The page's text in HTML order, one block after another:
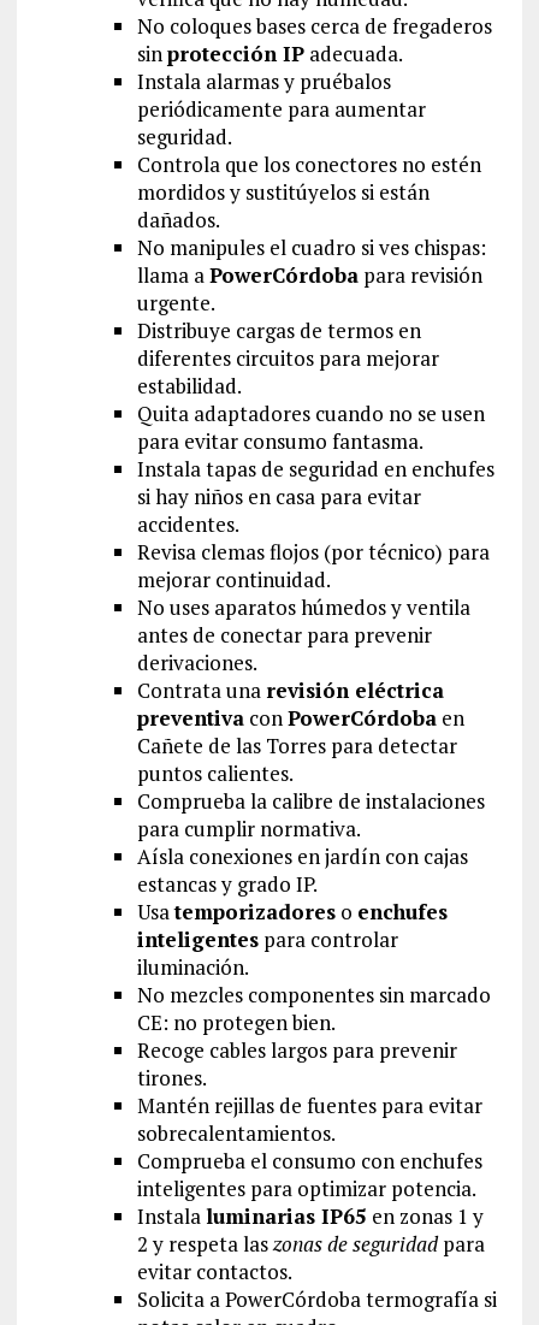
No coloques bases cerca de fregaderos
sinprotección IPadecuada.
Instala alarmas y pruébalos
periódicamente para aumentar
seguridad.
Controla que los conectores no estén
mordidos y sustitúyelos si están
dañados.
No manipules el cuadro si ves chispas:
llama aPowerCórdobapara revisión
urgente.
Distribuye cargas de termos en
diferentes circuitos para mejorar
estabilidad.
Quita adaptadores cuando no se usen
para evitar consumo fantasma.
Instala tapas de seguridad en enchufes
si hay niños en casa para evitar
accidentes.
Revisa clemas flojos (por técnico) para
mejorar continuidad.
No uses aparatos húmedos y ventila
antes de conectar para prevenir
derivaciones.
Contrata una revisión eléctrica
preventivaconPowerCórdobaen
Cañete de las Torres para detectar
puntos calientes.
Comprueba la calibre de instalaciones
para cumplir normativa.
Aísla conexiones en jardín con cajas
estancas y grado IP.
Usatemporizadoreso enchufes
inteligentespara controlar
iluminación.
No mezcles componentes sin marcado
CE: no protegen bien.
Recoge cables largos para prevenir
tirones.
Mantén rejillas de fuentes para evitar
sobrecalentamientos.
Comprueba el consumo con enchufes
inteligentes para optimizar potencia.
Instalaluminarias IP65 en zonas 1 y
2 y respeta laszonas de seguridadpara
evitar contactos.
Solicita a PowerCórdoba termografía si